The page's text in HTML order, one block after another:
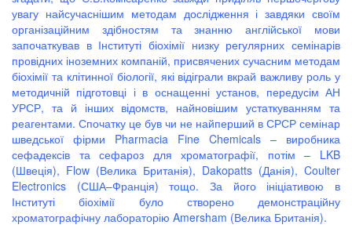
увагу найсучаснішим методам дослідження і завдяки своїм
організаційним здібностям та знанню англійської мови
започаткував в Інституті біохімії низку регулярних семінарів
провідних іноземних компаній, присвячених сучасним методам
біохімії та клітинної біології, які відіграли вкрай важливу роль у
методичній підготовці і в оснащенні установ, передусім АН
УРСР, та й інших відомств, найновішим устаткуванням та
реагентами. Спочатку це був чи не найперший в СРСР семінар
шведської фірми Pharmacia Fine Chemicals – виробника
сефадексів та сефароз для хроматографії, потім – LKB
(Швеція), Flow (Велика Британія), Dakopatts (Данія), Coulter
Electronics (США–Франція) тощо. За його ініціативою в
Інституті біохімії було створено демонстраційну
хроматографічну лабораторію Amersham (Велика Британія).